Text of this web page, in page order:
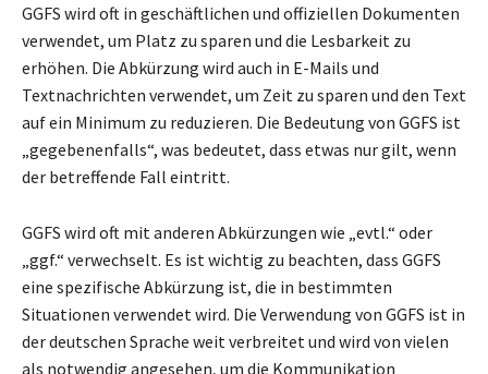
GGFS wird oft in geschäftlichen und offiziellen Dokumenten
verwendet, um Platz zu sparen und die Lesbarkeit zu
erhöhen. Die Abkürzung wird auch in E-Mails und
Textnachrichten verwendet, um Zeit zu sparen und den Text
auf ein Minimum zu reduzieren. Die Bedeutung von GGFS ist
„gegebenenfalls“, was bedeutet, dass etwas nur gilt, wenn
der betreffende Fall eintritt.
GGFS wird oft mit anderen Abkürzungen wie „evtl.“ oder
„ggf.“ verwechselt. Es ist wichtig zu beachten, dass GGFS
eine spezifische Abkürzung ist, die in bestimmten
Situationen verwendet wird. Die Verwendung von GGFS ist in
der deutschen Sprache weit verbreitet und wird von vielen
als notwendig angesehen, um die Kommunikation